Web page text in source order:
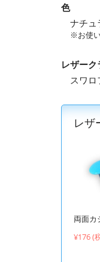
色
ナチュ
※お使
レザー
スワ
レザ
両面カ
¥176 (